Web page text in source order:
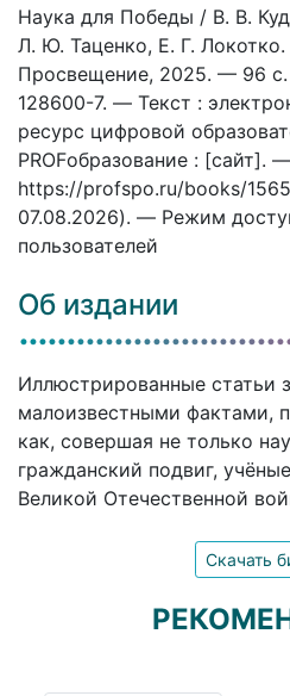
Наука для Победы / В. В.
Л. Ю. Таценко, Е. Г.
Просвещение, 2025. — 96
128600-7. — Текст :
ресурс цифровой
PROFобразование : [сайт].
https://profspo.ru/books/
07.08.2026). — Режим
пользователей
Об издании
Иллюстрированные статьи
малоизвестными фактами,
как, совершая не только
гражданский подвиг,
Великой Отечественной
Скачать